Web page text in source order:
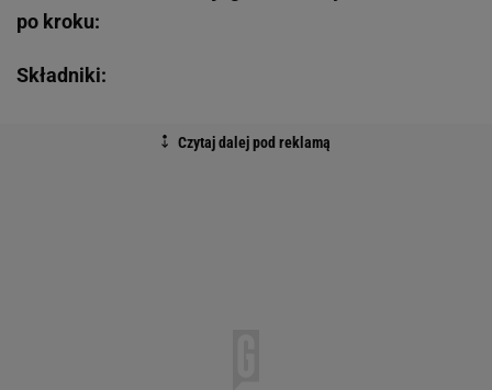
po kroku:
Składniki: